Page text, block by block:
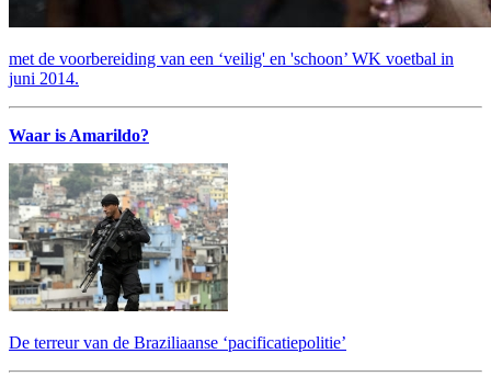
met de voorbereiding van een ‘veilig' en 'schoon’ WK voetbal in
juni 2014.
Waar is Amarildo?
De terreur van de Braziliaanse ‘pacificatiepolitie’